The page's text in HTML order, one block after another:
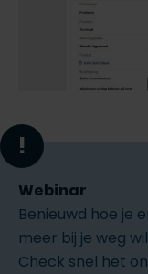
!
Webinar
Benieuwd hoe je
meer bij je weg
Check snel het